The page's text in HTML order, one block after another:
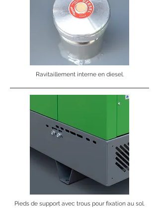
Ravitaillement interne en diesel.
Pieds de support avec trous pour fixation au sol.